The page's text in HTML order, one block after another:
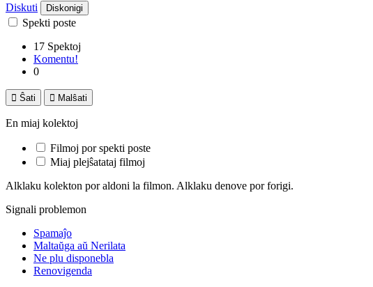
Diskuti Diskonigi
Spekti poste
17 Spektoj
Komentu!
0
 Ŝati  Malŝati
En miaj kolektoj
Filmoj por spekti poste
Miaj plejŝatataj filmoj
Alklaku kolekton por aldoni la filmon. Alklaku denove por forigi.
Signali problemon
Spamaĵo
Maltaŭga aŭ Nerilata
Ne plu disponebla
Renovigenda